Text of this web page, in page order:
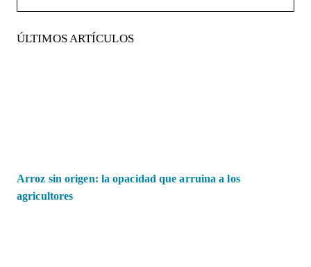
ÚLTIMOS ARTÍCULOS
Arroz sin origen: la opacidad que arruina a los
agricultores